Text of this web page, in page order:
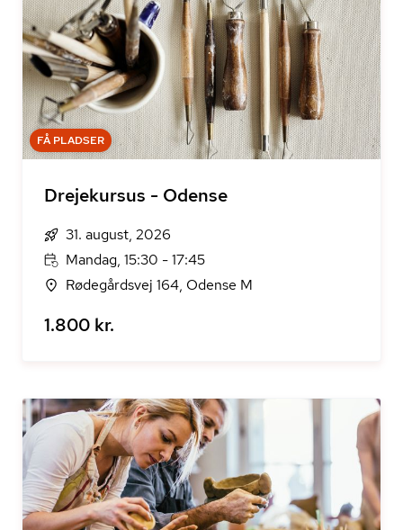
FÅ PLADSER
Drejekursus - Odense
31. august, 2026
Mandag, 15:30 - 17:45
Rødegårdsvej 164, Odense M
1.800 kr.